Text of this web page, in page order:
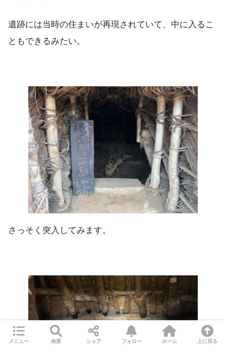
遺跡には当時の住まいが再現されていて、中に入るこ
ともできるみたい。
さっそく突入してみます。
メニュー 検索 シェア フォロー ホーム 上に戻る